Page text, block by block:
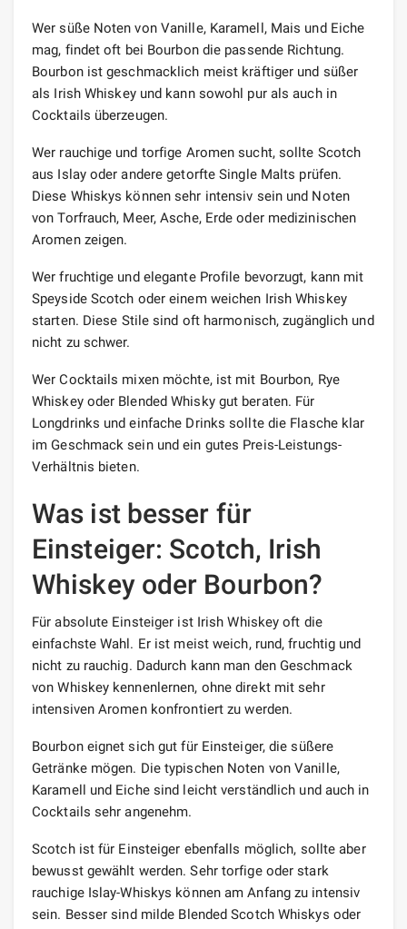
Wer süße Noten von Vanille, Karamell, Mais und Eiche
mag, findet oft bei Bourbon die passende Richtung.
Bourbon ist geschmacklich meist kräftiger und süßer
als Irish Whiskey und kann sowohl pur als auch in
Cocktails überzeugen.
Wer rauchige und torfige Aromen sucht, sollte Scotch
aus Islay oder andere getorfte Single Malts prüfen.
Diese Whiskys können sehr intensiv sein und Noten
von Torfrauch, Meer, Asche, Erde oder medizinischen
Aromen zeigen.
Wer fruchtige und elegante Profile bevorzugt, kann mit
Speyside Scotch oder einem weichen Irish Whiskey
starten. Diese Stile sind oft harmonisch, zugänglich und
nicht zu schwer.
Wer Cocktails mixen möchte, ist mit Bourbon, Rye
Whiskey oder Blended Whisky gut beraten. Für
Longdrinks und einfache Drinks sollte die Flasche klar
im Geschmack sein und ein gutes Preis-Leistungs-
Verhältnis bieten.
Was ist besser für
Einsteiger: Scotch, Irish
Whiskey oder Bourbon?
Für absolute Einsteiger ist Irish Whiskey oft die
einfachste Wahl. Er ist meist weich, rund, fruchtig und
nicht zu rauchig. Dadurch kann man den Geschmack
von Whiskey kennenlernen, ohne direkt mit sehr
intensiven Aromen konfrontiert zu werden.
Bourbon eignet sich gut für Einsteiger, die süßere
Getränke mögen. Die typischen Noten von Vanille,
Karamell und Eiche sind leicht verständlich und auch in
Cocktails sehr angenehm.
Scotch ist für Einsteiger ebenfalls möglich, sollte aber
bewusst gewählt werden. Sehr torfige oder stark
rauchige Islay-Whiskys können am Anfang zu intensiv
sein. Besser sind milde Blended Scotch Whiskys oder